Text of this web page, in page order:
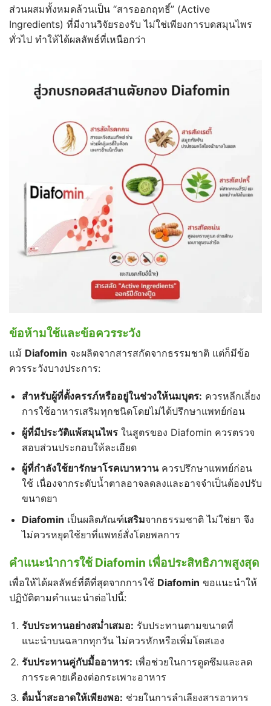
ส่วนผสมทั้งหมดล้วนเป็น “สารออกฤทธิ์” (Active
Ingredients) ที่มีงานวิจัยรองรับ ไม่ใช่เพียงการบดสมุนไพร
ทั่วไป ทำให้ได้ผลลัพธ์ที่เหนือกว่า
ข้อห้ามใช้และข้อควรระวัง
แม้ Diafomin จะผลิตจากสารสกัดจากธรรมชาติ แต่ก็มีข้อ
ควรระวังบางประการ:
สำหรับผู้ที่ตั้งครรภ์หรืออยู่ในช่วงให้นมบุตร: ควรหลีกเลี่ยง
การใช้อาหารเสริมทุกชนิดโดยไม่ได้ปรึกษาแพทย์ก่อน
ผู้ที่มีประวัติแพ้สมุนไพรในสูตรของ Diafomin ควรตรวจ
สอบส่วนประกอบให้ละเอียด
ผู้ที่กำลังใช้ยารักษาโรคเบาหวานควรปรึกษาแพทย์ก่อน
ใช้ เนื่องจากระดับน้ำตาลอาจลดลงและอาจจำเป็นต้องปรับ
ขนาดยา
Diafomin เป็นผลิตภัณฑ์เสริมจากธรรมชาติ ไม่ใช่ยา จึง
ไม่ควรหยุดใช้ยาที่แพทย์สั่งโดยพลการ
คำแนะนำการใช้ Diafomin เพื่อประสิทธิภาพสูงสุด
เพื่อให้ได้ผลลัพธ์ที่ดีที่สุดจากการใช้ Diafomin ขอแนะนำให้
ปฏิบัติตามคำแนะนำต่อไปนี้:
รับประทานอย่างสม่ำเสมอ: รับประทานตามขนาดที่
แนะนำบนฉลากทุกวัน ไม่ควรหักหรือเพิ่มโดสเอง
รับประทานคู่กับมื้ออาหาร: เพื่อช่วยในการดูดซึมและลด
การระคายเคืองต่อกระเพาะอาหาร
ดื่มน้ำสะอาดให้เพียงพอ: ช่วยในการลำเลียงสารอาหาร